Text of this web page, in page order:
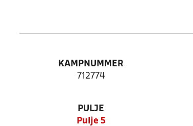
KAMPNUMMER
712774
PULJE
Pulje 5